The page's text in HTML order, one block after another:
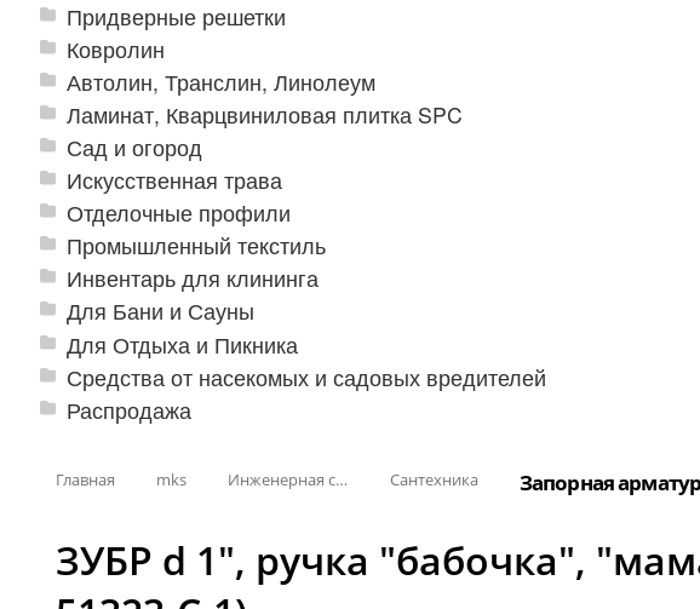
Придверные решетки
Ковролин
Автолин, Транслин, Линолеум
Ламинат, Кварцвиниловая плитка SPC
Сад и огород
Искусственная трава
Отделочные профили
Промышленный текстиль
Инвентарь для клининга
Для Бани и Сауны
Для Отдыха и Пикника
Средства от насекомых и садовых вредителей
Распродажа
Главная mks Инженерная сантехника и инструменты Сантехника Запорная
ЗУБР d 1″, ручка ″бабочка″,